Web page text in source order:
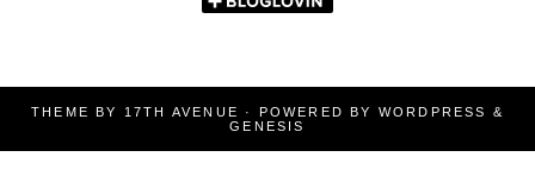
THEME BY 17TH AVENUE · POWERED BY WORDPRESS
&
GENESIS